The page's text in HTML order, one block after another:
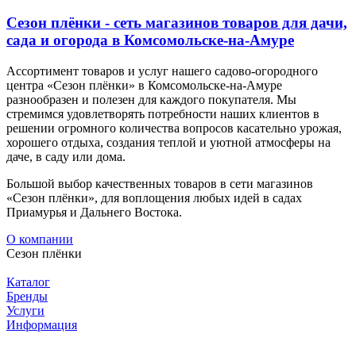
Сезон плёнки - сеть магазинов товаров для дачи,
сада и огорода в Комсомольске-на-Амуре
Ассортимент товаров и услуг нашего садово-огородного
центра «Сезон плёнки» в Комсомольске-на-Амуре
разнообразен и полезен для каждого покупателя. Мы
стремимся удовлетворять потребности наших клиентов в
решении огромного количества вопросов касательно урожая,
хорошего отдыха, создания теплой и уютной атмосферы на
даче, в саду или дома.
Большой выбор качественных товаров в сети магазинов
«Сезон плёнки», для воплощения любых идей в садах
Приамурья и Дальнего Востока.
О компании
Сезон плёнки
Каталог
Бренды
Услуги
Информация